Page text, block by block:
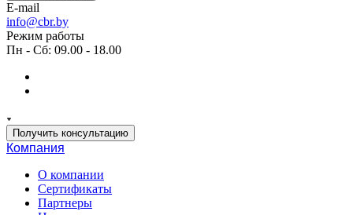
E-mail
info@cbr.by
Режим работы
Пн - Сб: 09.00 - 18.00
Получить консультацию
Компания
О компании
Сертификаты
Партнеры